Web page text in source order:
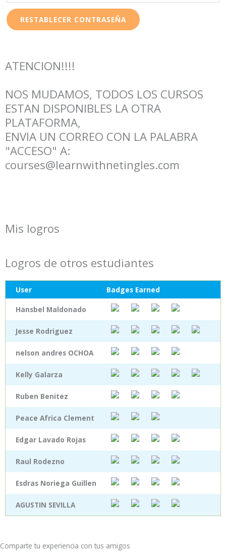
RESTABLECER CONTRASEÑA
ATENCION!!!!
NOS MUDAMOS, TODOS LOS CURSOS
ESTAN DISPONIBLES LA OTRA
PLATAFORMA,
ENVIA UN CORREO CON LA PALABRA
"ACCESO" A:
courses@learnwithnetingles.com
Mis logros
Logros de otros estudiantes
User Badges Earned
Hansbel Maldonado
Jesse Rodriguez
nelson andres OCHOA
Kelly Galarza
Ruben Benitez
Peace Africa Clement
Edgar Lavado Rojas
Raul Rodezno
Esdras Noriega Guillen
AGUSTIN SEVILLA
Comparte tu experiencia con tus amigos